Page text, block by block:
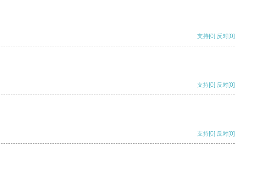
支持[0] 反对[0]
支持[0] 反对[0]
支持[0] 反对[0]